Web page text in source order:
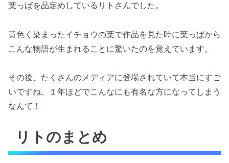
葉っぱを品定めしているリトさんでした。
黄色く染まったイチョウの葉で作品を見た時に葉っぱから
こんな物語が生まれることに驚いたのを覚えています。
その後、たくさんのメディアに登場されていて本当にすご
いですね、１年ほどでこんなにも有名な方になってしまう
なんて！
リトのまとめ